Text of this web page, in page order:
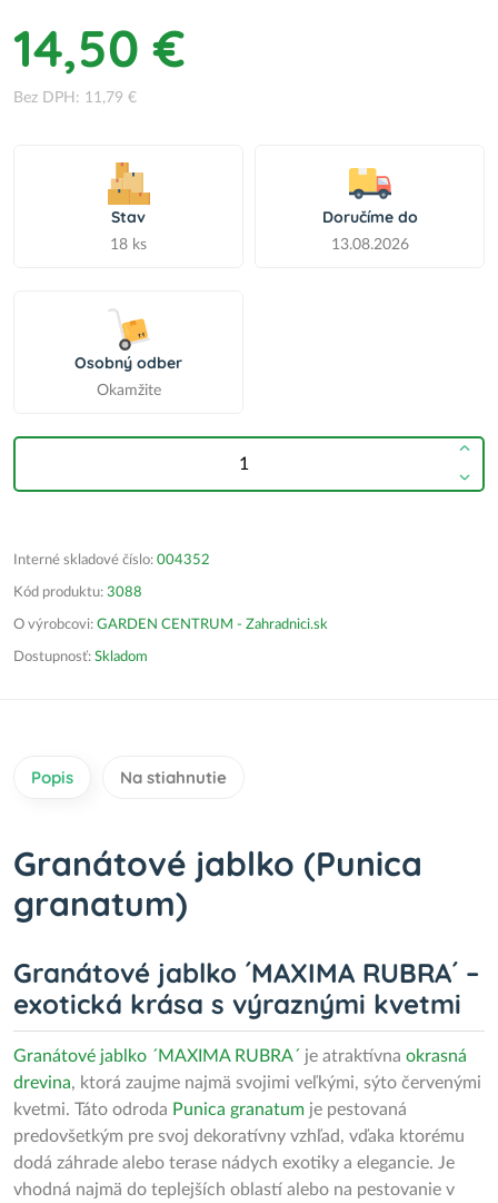
14,50 €
Bez DPH: 11,79 €
Stav
18 ks
Doručíme do
13.08.2026
Osobný odber
Okamžite
Interné skladové číslo: 004352
Kód produktu: 3088
O výrobcovi: GARDEN CENTRUM - Zahradnici.sk
Dostupnosť: Skladom
Popis Na stiahnutie
Granátové jablko (Punica
granatum)
Granátové jablko ´MAXIMA RUBRA´ –
exotická krása s výraznými kvetmi
Granátové jablko ´MAXIMA RUBRA´ je atraktívna okrasná
drevina, ktorá zaujme najmä svojimi veľkými, sýto červenými
kvetmi. Táto odroda Punica granatum je pestovaná
predovšetkým pre svoj dekoratívny vzhľad, vďaka ktorému
dodá záhrade alebo terase nádych exotiky a elegancie. Je
vhodná najmä do teplejších oblastí alebo na pestovanie v